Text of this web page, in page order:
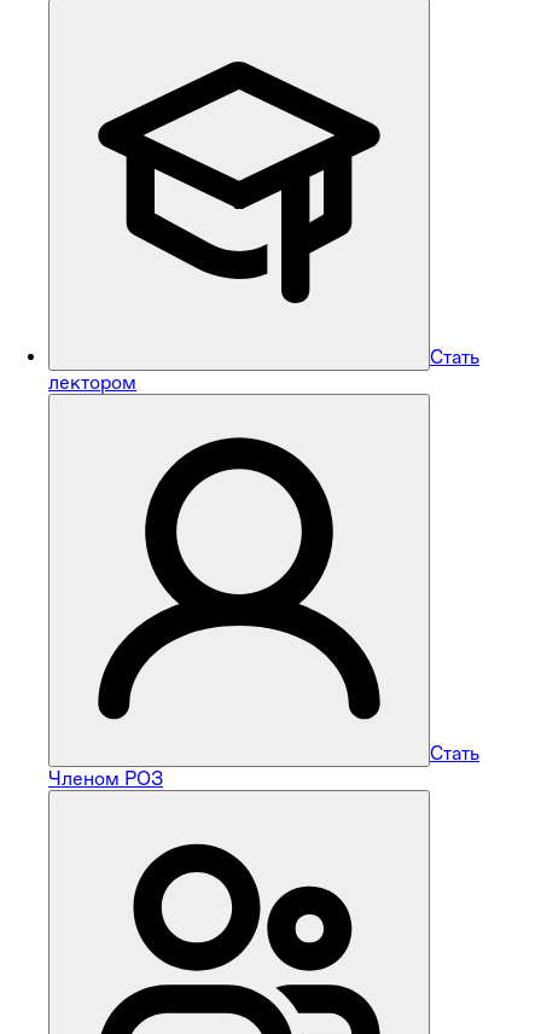
Стать
лектором
Стать
Членом РОЗ